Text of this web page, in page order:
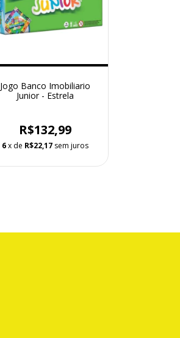
Jogo Banco Imobiliario
Junior - Estrela
R$132,99
6x de R$22,17 sem juros